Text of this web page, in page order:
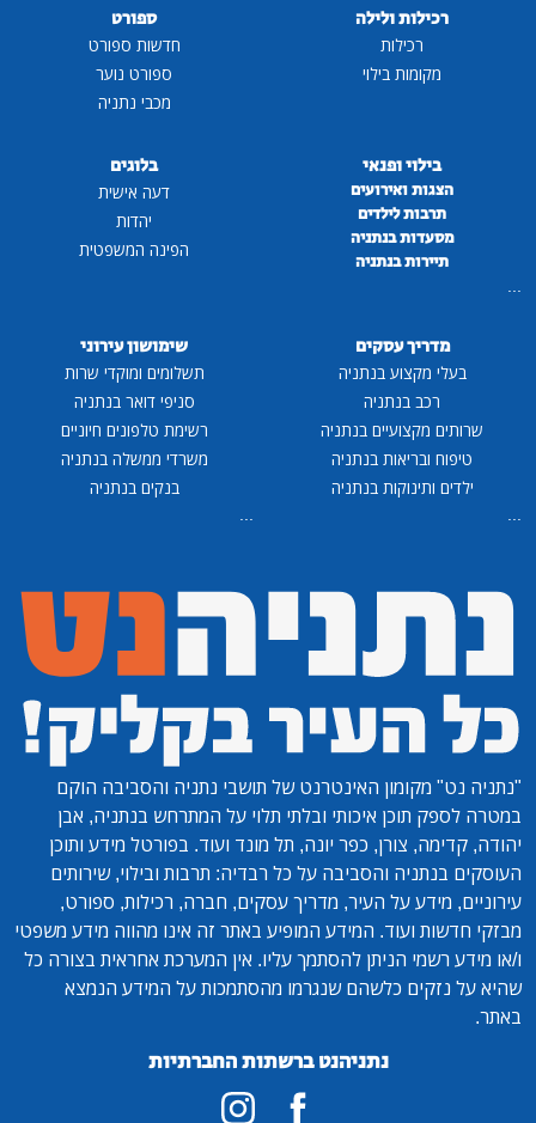
רכילות ולילה
רכילות
מקומות בילוי
ספורט
חדשות ספורט
ספורט נוער
מכבי נתניה
בילוי ופנאי
הצגות ואירועים
תרבות לילדים
מסעדות בנתניה
תיירות בנתניה
...
בלוגים
דעה אישית
יהדות
הפינה המשפטית
מדריך עסקים
בעלי מקצוע בנתניה
רכב בנתניה
שרותים מקצועיים בנתניה
טיפוח ובריאות בנתניה
ילדים ותינוקות בנתניה
...
שימושון עירוני
תשלומים ומוקדי שרות
סניפי דואר בנתניה
רשימת טלפונים חיוניים
משרדי ממשלה בנתניה
בנקים בנתניה
...
"נתניה נט" מקומון האינטרנט של תושבי נתניה והסביבה הוקם
במטרה לספק תוכן איכותי ובלתי תלוי על המתרחש בנתניה, אבן
יהודה, קדימה, צורן, כפר יונה, תל מונד ועוד. בפורטל מידע ותוכן
העוסקים בנתניה והסביבה על כל רבדיה: תרבות ובילוי, שירותים
עירוניים, מידע על העיר, מדריך עסקים, חברה, רכילות, ספורט,
מבזקי חדשות ועוד. המידע המופיע באתר זה אינו מהווה מידע משפטי
ו/או מידע רשמי הניתן להסתמך עליו. אין המערכת אחראית בצורה כל
שהיא על נזקים כלשהם שנגרמו מהסתמכות על המידע הנמצא
באתר.
נתניהנט ברשתות החברתיות